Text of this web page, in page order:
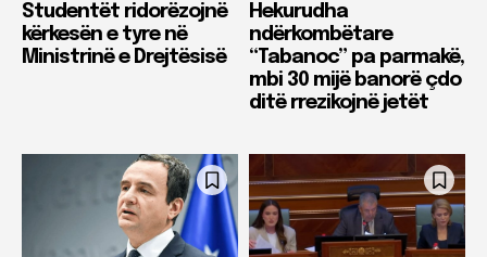
Studentët ridorëzojnë
kërkesën e tyre në
Ministrinë e Drejtësisë
Hekurudha
ndërkombëtare
“Tabanoc” pa parmakë,
mbi 30 mijë banorë çdo
ditë rrezikojnë jetët